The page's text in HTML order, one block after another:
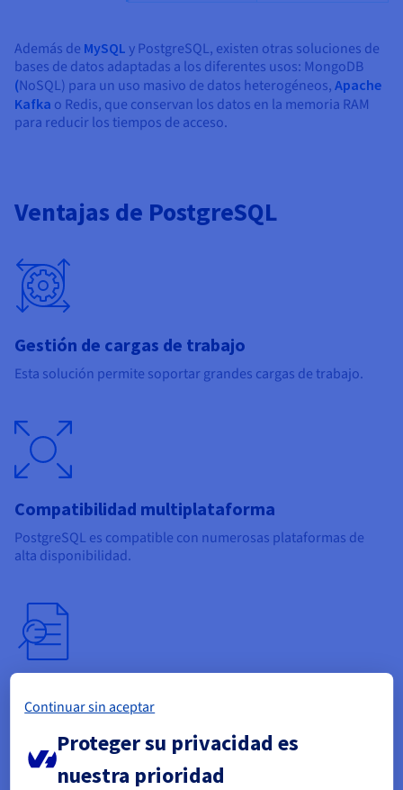
Además de MySQL y PostgreSQL, existen otras soluciones de
bases de datos adaptadas a los diferentes usos: MongoDB
(NoSQL) para un uso masivo de datos heterogéneos, Apache
Kafka o Redis, que conservan los datos en la memoria RAM
para reducir los tiempos de acceso.
Ventajas de PostgreSQL
Gestión de cargas de trabajo
Esta solución permite soportar grandes cargas de trabajo.
Compatibilidad multiplataforma
PostgreSQL es compatible con numerosas plataformas de
alta disponibilidad.
Su activa comunidad de contribuidores sigue las normas SQL.
Su compromiso con la mejora constante del software
garantiza la sostenibilidad y la portabilidad de la solución.
Continuar sin aceptar
Proteger su privacidad es
nuestra prioridad